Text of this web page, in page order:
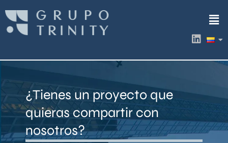
contenido
L
i
k
i
¿Tienes un proyecto que
quieras compartir con
nosotros?